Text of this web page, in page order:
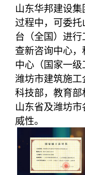
山东华邦建设
过程中，可委
台（全国）进
查新咨询中心
中心（国家一
潍坊市建筑施工
科技部，教育部
山东省及潍坊
威性。